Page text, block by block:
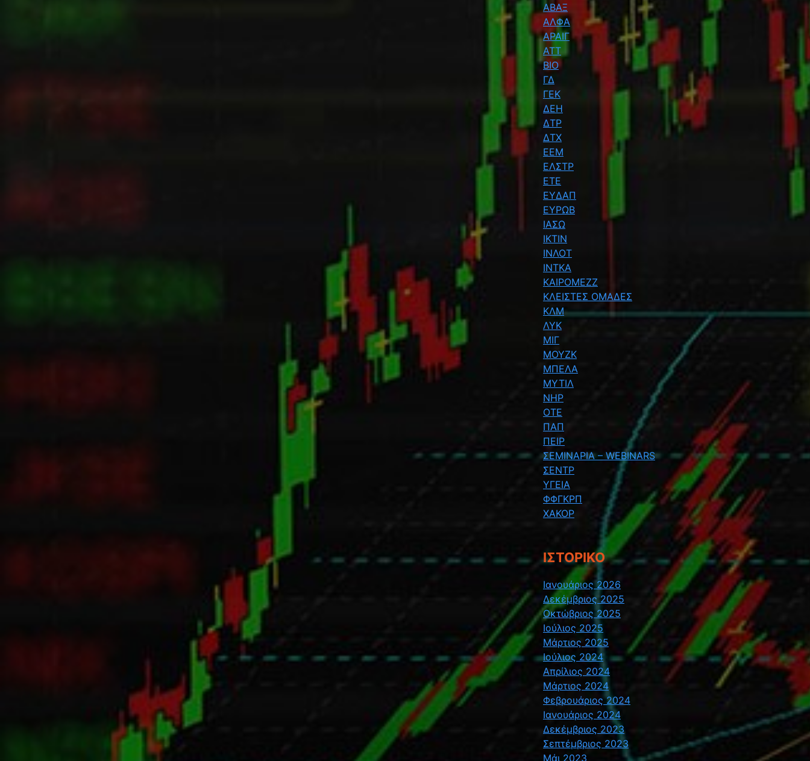
ΑΒΑΞ
ΑΛΦΑ
ΑΡΑΙΓ
ΑΤΤ
ΒΙΟ
ΓΔ
ΓΕΚ
ΔΕΗ
ΔΤΡ
ΔΤΧ
ΕΕΜ
ΕΛΣΤΡ
ΕΤΕ
ΕΥΔΑΠ
ΕΥΡΩΒ
ΙΑΣΩ
ΙΚΤΙΝ
ΙΝΛΟΤ
ΙΝΤΚΑ
ΚΑΙΡΟΜΕΖΖ
ΚΛΕΙΣΤΕΣ ΟΜΑΔΕΣ
ΚΛΜ
ΛΥΚ
ΜΙΓ
ΜΟΥΖΚ
ΜΠΕΛΑ
ΜΥΤΙΛ
ΝΗΡ
ΟΤΕ
ΠΑΠ
ΠΕΙΡ
ΣΕΜΙΝΑΡΙΑ – WEBINARS
ΣΕΝΤΡ
ΥΓΕΙΑ
ΦΦΓΚΡΠ
ΧΑΚΟΡ
ΙΣΤΟΡΙΚΌ
Ιανουάριος 2026
Δεκέμβριος 2025
Οκτώβριος 2025
Ιούλιος 2025
Μάρτιος 2025
Ιούλιος 2024
Απρίλιος 2024
Μάρτιος 2024
Φεβρουάριος 2024
Ιανουάριος 2024
Δεκέμβριος 2023
Σεπτέμβριος 2023
Μάι 2023